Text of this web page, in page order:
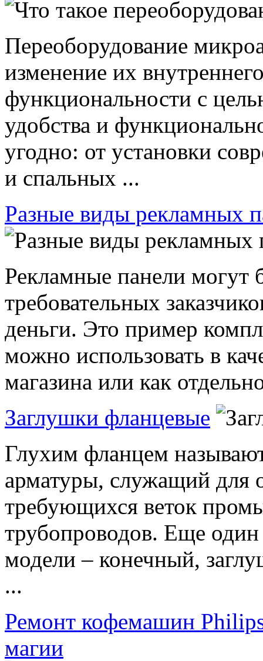
Переоборудование
изменение их
функциональности с
удобства и
угодно: от установки
и спальных ...
Разные виды рекламных
Рекламные панели
требовательных
деньги. Это пример
можно использовать в
магазина или как
Заглушки фланцевые
Глухим фланцем
арматуры, служащий для
требующихся веток
трубопроводов. Еще
модели – конечный,
...
Ремонт кофемашин
магии